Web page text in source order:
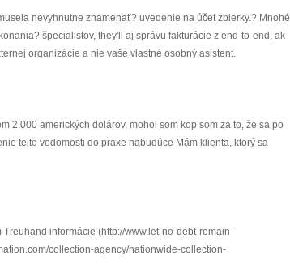
nevyhnutne znamenať? uvedenie na účet zbierky.? Mnohé
špecialistov, they'll aj správu fakturácie z end-to-end, ak
organizácie a nie vaše vlastné osobný asistent.
2.000 amerických dolárov, mohol som kop som za to, že sa po
tejto vedomosti do praxe nabudúce Mám klienta, ktorý sa
informácie (http://www.let-no-debt-remain-
collection-agency/nationwide-collection-